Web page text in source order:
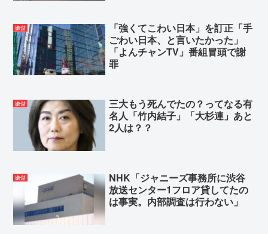
嫌儲
「強くてこわい日本」を訂正「手
ごわい日本、と言いたかった」
「よんチャンTV」番組冒頭で謝
罪
嫌儲
三大もう死んでたの？ってなる有
名人「竹内結子」「大杉連」あと
2人は？？
嫌儲
NHK「ジャニーズ事務所に渋谷
放送センター1フロア貸してたの
は事実。内部調査は行わない」